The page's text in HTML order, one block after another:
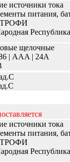
источники тока
питания,
ТРОФИ
Республика
щелочные
| AAA | 24A
источники тока
питания,
ТРОФИ
Республика